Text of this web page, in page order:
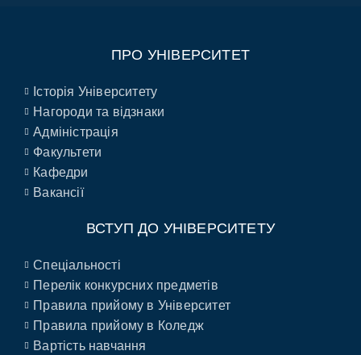
ПРО УНІВЕРСИТЕТ
Історія Університету
Нагороди та відзнаки
Адміністрація
Факультети
Кафедри
Вакансії
ВСТУП ДО УНІВЕРСИТЕТУ
Спеціальності
Перелік конкурсних предметів
Правила прийому в Університет
Правила прийому в Коледж
Вартість навчання